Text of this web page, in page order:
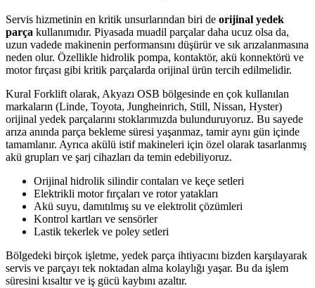
Servis hizmetinin en kritik unsurlarından biri de orijinal yedek
parça kullanımıdır. Piyasada muadil parçalar daha ucuz olsa da,
uzun vadede makinenin performansını düşürür ve sık arızalanmasına
neden olur. Özellikle hidrolik pompa, kontaktör, akü konnektörü ve
motor fırçası gibi kritik parçalarda orijinal ürün tercih edilmelidir.
Kural Forklift olarak, Akyazı OSB bölgesinde en çok kullanılan
markaların (Linde, Toyota, Jungheinrich, Still, Nissan, Hyster)
orijinal yedek parçalarını stoklarımızda bulunduruyoruz. Bu sayede
arıza anında parça bekleme süresi yaşanmaz, tamir aynı gün içinde
tamamlanır. Ayrıca akülü istif makineleri için özel olarak tasarlanmış
akü grupları ve şarj cihazları da temin edebiliyoruz.
Orijinal hidrolik silindir contaları ve keçe setleri
Elektrikli motor fırçaları ve rotor yatakları
Akü suyu, damıtılmış su ve elektrolit çözümleri
Kontrol kartları ve sensörler
Lastik tekerlek ve poley setleri
Bölgedeki birçok işletme, yedek parça ihtiyacını bizden karşılayarak
servis ve parçayı tek noktadan alma kolaylığı yaşar. Bu da işlem
süresini kısaltır ve iş gücü kaybını azaltır.